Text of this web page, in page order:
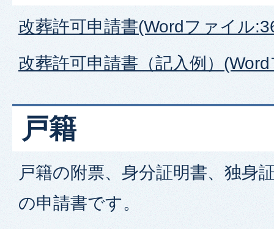
改葬許可申請書(Wordファイル
改葬許可申請書（記入例）
戸籍
戸籍の附票、身分証明書、独身
の申請書です。